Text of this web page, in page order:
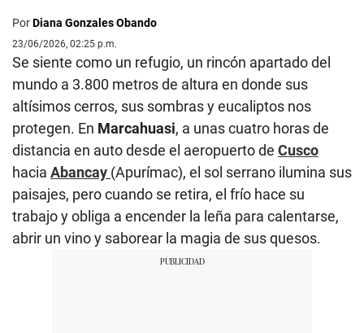
PorDiana Gonzales Obando
23/06/2026, 02:25 p.m.
Se siente como un refugio, un rincón apartado del
mundo a 3.800 metros de altura en donde sus
altísimos cerros, sus sombras y eucaliptos nos
protegen. En Marcahuasi, a unas cuatro horas de
distancia en auto desde el aeropuerto de Cusco
hacia Abancay (Apurímac), el sol serrano ilumina sus
paisajes, pero cuando se retira, el frío hace su
trabajo y obliga a encender la leña para calentarse,
abrir un vino y saborear la magia de sus quesos.